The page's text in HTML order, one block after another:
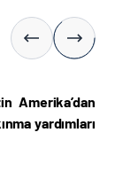
Amerika’dan
yardımları